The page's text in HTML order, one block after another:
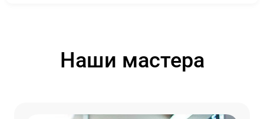
Наши мастера